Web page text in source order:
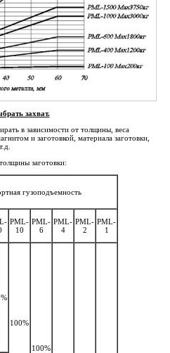
захват.
в зависимости от толщины, веса
и заготовкой, материала заготовки,
заготовки:
гузоподъемность
PML-
10
PML-
6
PML-
4
PML-
2
PML-
1
100%
100%